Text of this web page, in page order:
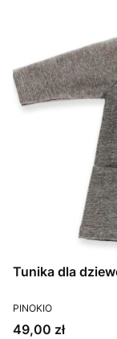
Tunika dla
PRODUCENT
PINOKIO
Cena
49,00 zł